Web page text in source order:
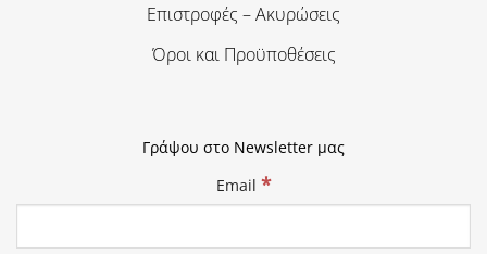
Επιστροφές – Ακυρώσεις
Όροι και Προϋποθέσεις
Γράψου στο Newsletter μας
Email *